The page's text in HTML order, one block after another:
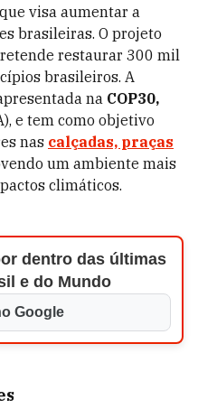
visa aumentar a
brasileiras. O projeto
restaurar 300 mil
brasileiros. A
na COP30,
e tem como objetivo
nas calçadas, praças
um ambiente mais
climáticos.
dentro das últimas
e do Mundo
Google